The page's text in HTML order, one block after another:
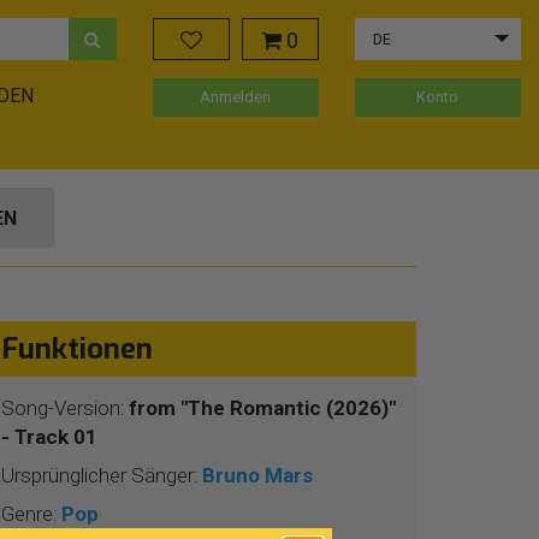
0 DE
Anmelden Konto
Funktionen
Song-Version: from "The Romantic (2026)"
- Track 01
Ursprünglicher Sänger: Bruno Mars
Genre: Pop